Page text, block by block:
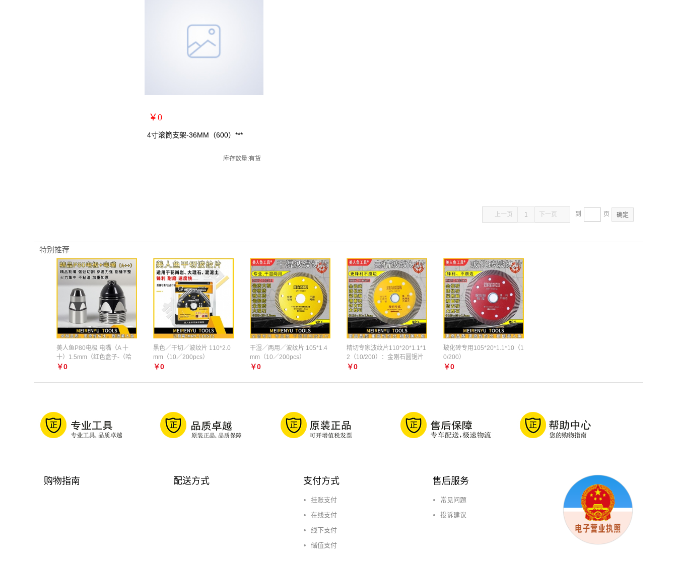
￥0
扩展说明：
4寸滚筒支架-36MM（600）***
库存数量:有货
上一页 1 下一页 到 页 确定
特别推荐
美人鱼P80电极 电嘴（A 十
十）1.5mm（红色盒子-（哈
丝）
￥0
黑色／干切／波纹片 110*2.0
mm（10／200pcs）
￥0
干湿／两用／波纹片 105*1.4
mm（10／200pcs）
￥0
精切专家波纹片110*20*1.1*1
2（10/200）：金刚石圆锯片
￥0
玻化砖专用105*20*1.1*10（1
0/200）
￥0
购物指南 配送方式 支付方式
挂账支付
在线支付
线下支付
储值支付
售后服务
常见问题
投诉建议